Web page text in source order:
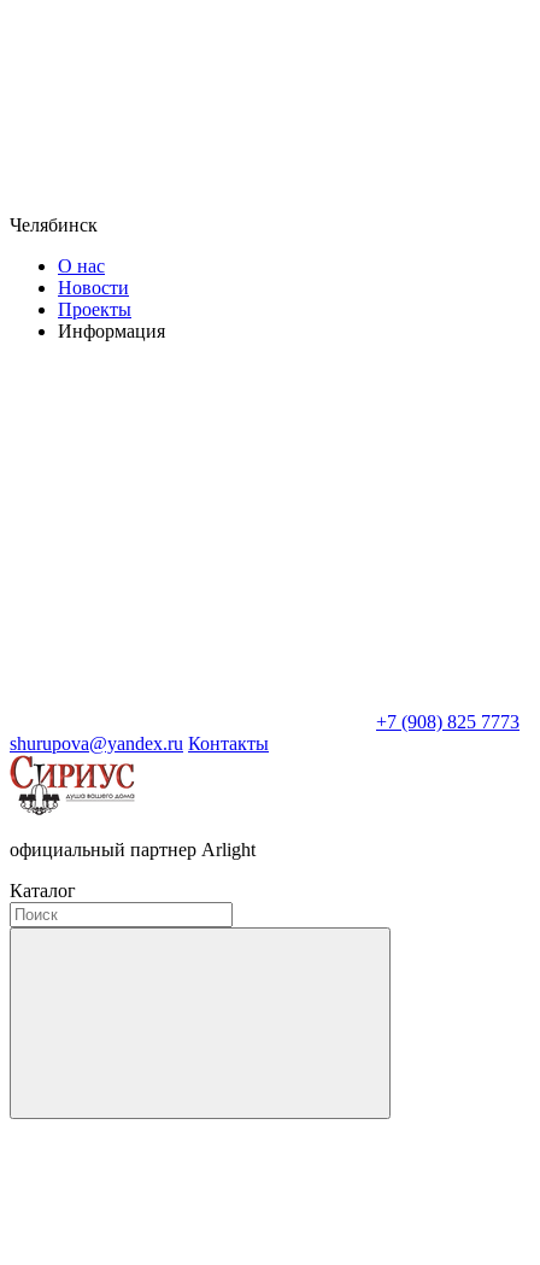
Челябинск
О нас
Новости
Проекты
Информация
+7 (908) 825 7773
shurupova@yandex.ru Контакты
официальный партнер Arlight
Каталог